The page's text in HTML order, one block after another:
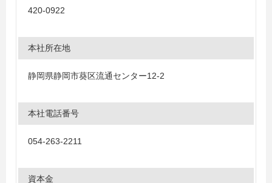
420-0922
本社所在地
静岡県静岡市葵区流通センター12-2
本社電話番号
054-263-2211
資本金